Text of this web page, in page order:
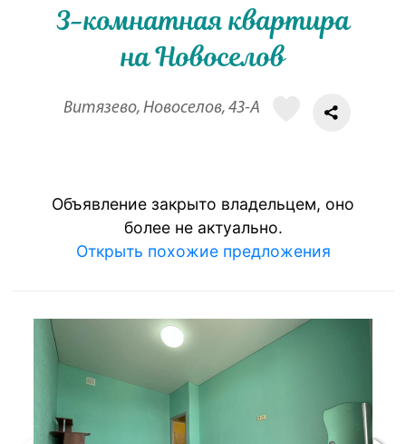
3-комнатная квартира
на Новоселов
Витязево, Новоселов, 43-А
Объявление закрыто владельцем, оно
более не актуально.
Открыть похожие предложения